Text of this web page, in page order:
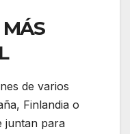
MÁS
de varios
Finlandia o
juntan para